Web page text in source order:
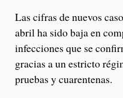
Las cifras de nuevos
abril ha sido baja en
infecciones que se
gracias a un estricto
pruebas y cuarentenas.